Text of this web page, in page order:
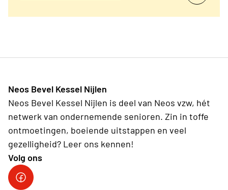
Neos Bevel Kessel Nijlen
Neos Bevel Kessel Nijlen is deel van Neos vzw, hét
netwerk van ondernemende senioren. Zin in toffe
ontmoetingen, boeiende uitstappen en veel
gezelligheid? Leer ons kennen!
Volg ons
Onze facebookpagina: Neos Bevel Kessel Nijlen